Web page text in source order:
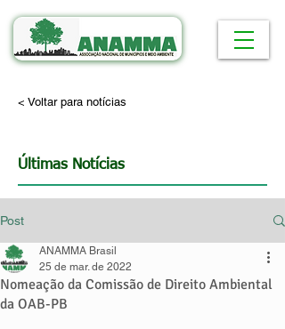
< Voltar para notícias
Últimas Notícias
Post
Nomeação da Comissão de Direito Ambiental
da OAB-PB
ANAMMA Brasil
25 de mar. de 2022